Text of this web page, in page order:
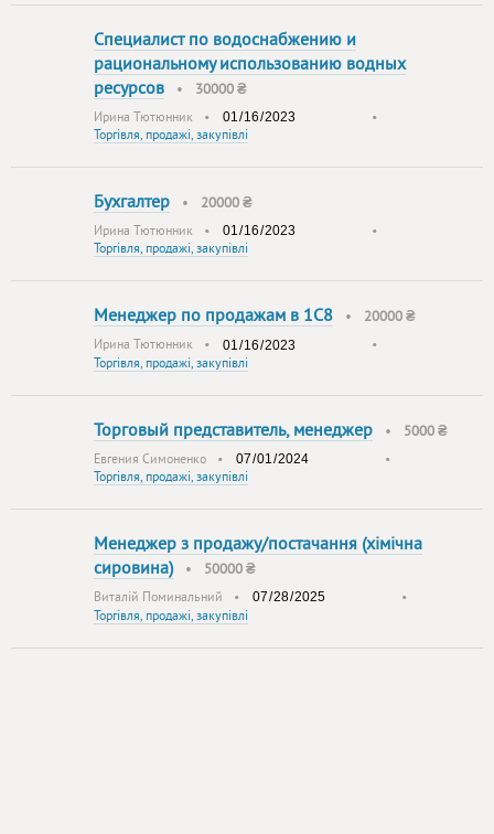
Специалист по водоснабжению и
рациональному использованию водных
ресурсов • 30000 ₴
Ирина Тютюнник •
•
Торгівля, продажі, закупівлі
Бухгалтер • 20000 ₴
Ирина Тютюнник •
•
Торгівля, продажі, закупівлі
Менеджер по продажам в 1С8 • 20000 ₴
Ирина Тютюнник •
•
Торгівля, продажі, закупівлі
Торговый представитель, менеджер • 5000 ₴
Евгения Симоненко •
•
Торгівля, продажі, закупівлі
Менеджер з продажу/постачання (хімічна
сировина)• 50000 ₴
Виталій Поминальний •
•
Торгівля, продажі, закупівлі